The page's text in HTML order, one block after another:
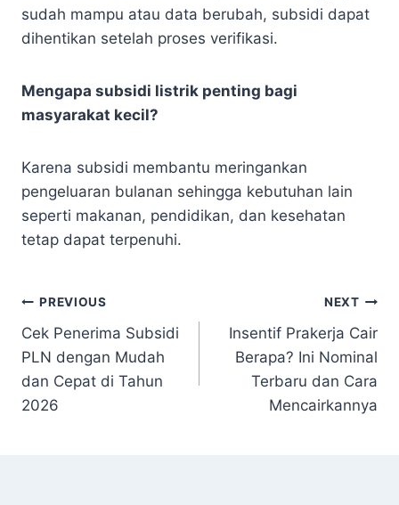
sudah mampu atau data berubah, subsidi dapat
dihentikan setelah proses verifikasi.
Mengapa subsidi listrik penting bagi
masyarakat kecil?
Karena subsidi membantu meringankan
pengeluaran bulanan sehingga kebutuhan lain
seperti makanan, pendidikan, dan kesehatan
tetap dapat terpenuhi.
Navigasi
pos
PREVIOUS
Cek Penerima Subsidi
PLN dengan Mudah
dan Cepat di Tahun
2026
NEXT
Insentif Prakerja Cair
Berapa? Ini Nominal
Terbaru dan Cara
Mencairkannya